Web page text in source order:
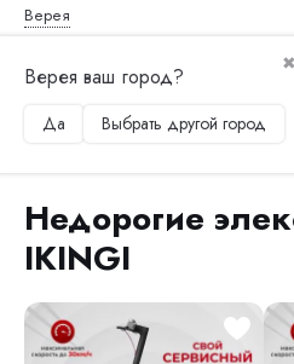
Верея
✖
Верея ваш город?
Да Выбрать другой город
Главная Электросамокаты
Недорогие
IKINGI
Продолжить